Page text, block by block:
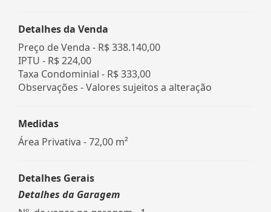
Detalhes da Venda
Preço de Venda - R$ 338.140,00
IPTU - R$ 224,00
Taxa Condominial - R$ 333,00
Observações - Valores sujeitos a alteração
Medidas
Área Privativa - 72,00 m²
Detalhes Gerais
Detalhes da Garagem